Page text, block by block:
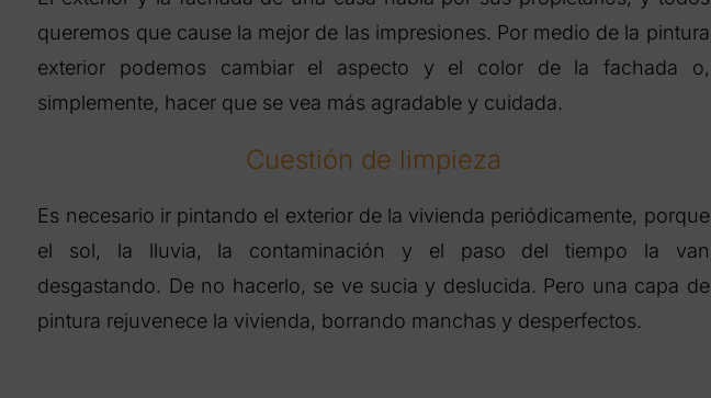
queremos que cause la mejor de las impresiones. Por medio de la pintura
exterior podemos cambiar el aspecto y el color de la fachada o,
simplemente, hacer que se vea más agradable y cuidada.
Cuestión de limpieza
Es necesario ir pintando el exterior de la vivienda periódicamente, porque
el sol, la lluvia, la contaminación y el paso del tiempo la van
desgastando. De no hacerlo, se ve sucia y deslucida. Pero una capa de
pintura rejuvenece la vivienda, borrando manchas y desperfectos.